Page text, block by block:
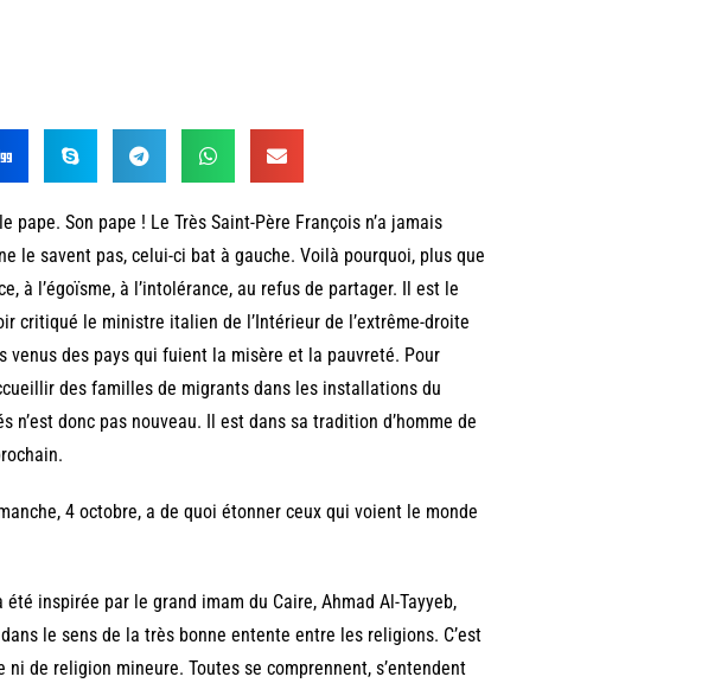
Son pape ! Le Très Saint-Père François n’a jamais
le savent pas, celui-ci bat à gauche. Voilà pourquoi, plus que
à l’égoïsme, à l’intolérance, au refus de partager. Il est le
critiqué le ministre italien de l’Intérieur de l’extrême-droite
venus des pays qui fuient la misère et la pauvreté. Pour
des familles de migrants dans les installations du
donc pas nouveau. Il est dans sa tradition d’homme de
4 octobre, a de quoi étonner ceux qui voient le monde
inspirée par le grand imam du Caire, Ahmad Al-Tayyeb,
le sens de la très bonne entente entre les religions. C’est
ni de religion mineure. Toutes se comprennent, s’entendent